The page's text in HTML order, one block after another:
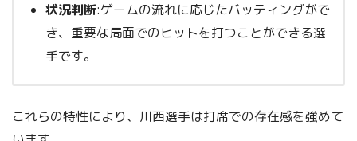
状況判断:ゲームの流れに応じたバッティングがで
き、重要な局面でのヒットを打つことができる選
手です。
これらの特性により、川西選手は打席での存在感を強めて